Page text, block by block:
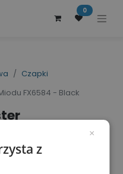
0
Czapki
FX6584 - Black
-
FX6584 |
×
z